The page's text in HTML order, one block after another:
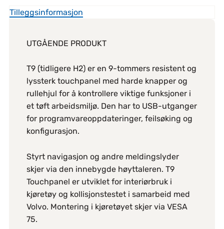
Tilleggsinformasjon
UTGÅENDE PRODUKT
T9 (tidligere H2) er en 9-tommers resistent og
lyssterk touchpanel med harde knapper og
rullehjul for å kontrollere viktige funksjoner i
et tøft arbeidsmiljø. Den har to USB-utganger
for programvareoppdateringer, feilsøking og
konfigurasjon.
Styrt navigasjon og andre meldingslyder
skjer via den innebygde høyttaleren. T9
Touchpanel er utviklet for interiørbruk i
kjøretøy og kollisjonstestet i samarbeid med
Volvo. Montering i kjøretøyet skjer via VESA
75.